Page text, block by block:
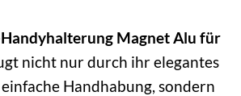
Magnet Alu für
nicht nur durch ihr elegantes
Handhabung, sondern